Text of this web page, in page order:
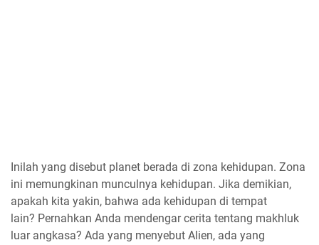
Inilah yang disebut planet berada di zona kehidupan. Zona
ini memungkinan munculnya kehidupan. Jika demikian,
apakah kita yakin, bahwa ada kehidupan di tempat
lain? Pernahkan Anda mendengar cerita tentang makhluk
luar angkasa? Ada yang menyebut Alien, ada yang